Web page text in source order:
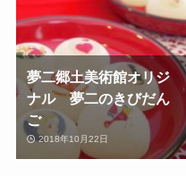
夢二郷土美術館オリジ
ナル 夢二のきびだん
ご
2018年10月22日